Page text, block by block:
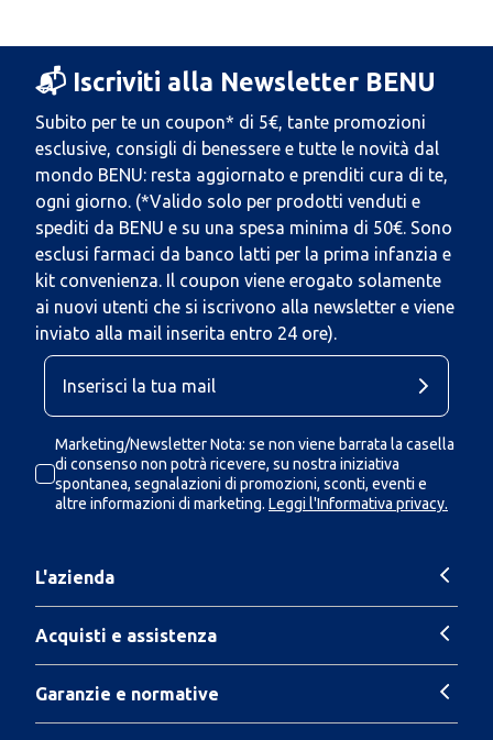
📬 Iscriviti alla Newsletter BENU
Subito per te un coupon* di 5€, tante promozioni
esclusive, consigli di benessere e tutte le novità dal
mondo BENU: resta aggiornato e prenditi cura di te,
ogni giorno. (*Valido solo per prodotti venduti e
spediti da BENU e su una spesa minima di 50€. Sono
esclusi farmaci da banco latti per la prima infanzia e
kit convenienza. Il coupon viene erogato solamente
ai nuovi utenti che si iscrivono alla newsletter e viene
inviato alla mail inserita entro 24 ore).
Marketing/Newsletter Nota: se non viene barrata la casella
di consenso non potrà ricevere, su nostra iniziativa
spontanea, segnalazioni di promozioni, sconti, eventi e
altre informazioni di marketing. Leggi l'Informativa privacy.
L'azienda
Acquisti e assistenza
Garanzie e normative